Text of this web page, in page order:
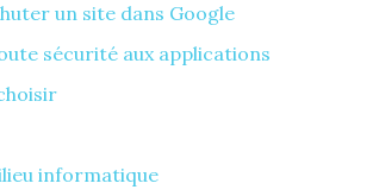
un site dans Google
sécurité aux applications
informatique